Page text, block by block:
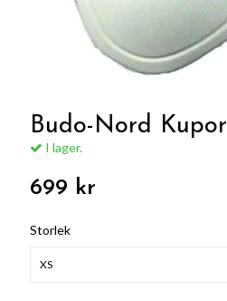
Budo-Nord Kupor
I lager.
699 kr
Storlek
XS